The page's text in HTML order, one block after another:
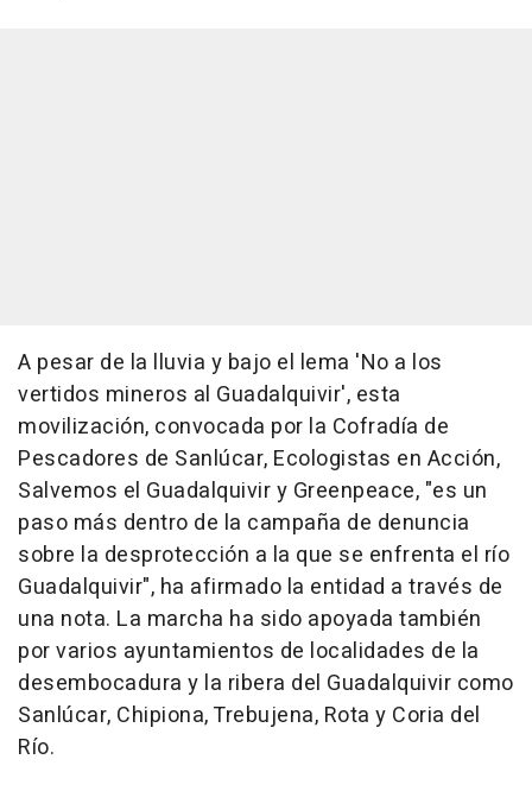
A pesar de la lluvia y bajo el lema 'No a los
vertidos mineros al Guadalquivir', esta
movilización, convocada por la Cofradía de
Pescadores de Sanlúcar, Ecologistas en Acción,
Salvemos el Guadalquivir y Greenpeace, "es un
paso más dentro de la campaña de denuncia
sobre la desprotección a la que se enfrenta el río
Guadalquivir", ha afirmado la entidad a través de
una nota. La marcha ha sido apoyada también
por varios ayuntamientos de localidades de la
desembocadura y la ribera del Guadalquivir como
Sanlúcar, Chipiona, Trebujena, Rota y Coria del
Río.